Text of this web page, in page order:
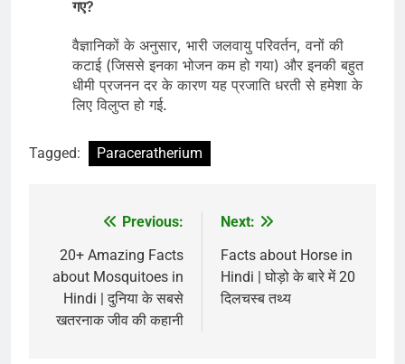
गए?
वैज्ञानिकों के अनुसार, भारी जलवायु परिवर्तन, वनों की
कटाई (जिससे इनका भोजन कम हो गया) और इनकी बहुत
धीमी प्रजनन दर के कारण यह प्रजाति धरती से हमेशा के
लिए विलुप्त हो गई.
Tagged: Paraceratherium
navigation
Previous:
20+ Amazing Facts
about Mosquitoes in
Hindi | दुनिया के सबसे
खतरनाक जीव की कहानी
Next:
Facts about Horse in
Hindi | घोड़ो के बारे में 20
दिलचस्ब तथ्य